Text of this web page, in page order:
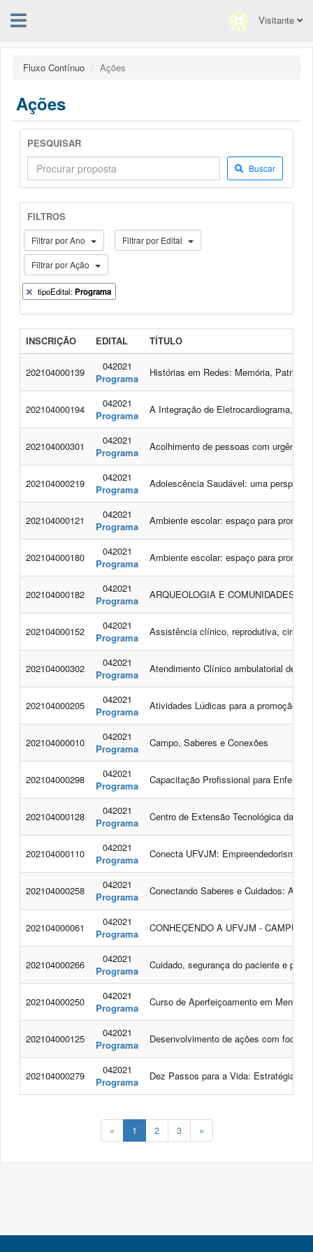
Visitante
Fluxo Contínuo Ações
Ações
PESQUISAR
Buscar
FILTROS
Filtrar por Ano Filtrar por Edital
Filtrar por Ação
tipoEdital:Programa
INSCRIÇÃO EDITAL TÍTULO
202104000139
042021
Programa
Histórias em Redes: Memória,
202104000194
042021
Programa
A Integração de Eletrocardiograma,
202104000301
042021
Programa
Acolhimento de pessoas com
202104000219
042021
Programa
Adolescência Saudável: uma
202104000121
042021
Programa
Ambiente escolar: espaço para
202104000180
042021
Programa
Ambiente escolar: espaço para
202104000182
042021
Programa
ARQUEOLOGIA E COMUNIDADES:
202104000152
042021
Programa
Assistência clínico, reprodutiva,
202104000302
042021
Programa
Atendimento Clínico ambulatorial de
202104000205
042021
Programa
Atividades Lúdicas para a promoção
202104000010
042021
Programa
Campo, Saberes e Conexões
202104000298
042021
Programa
Capacitação Profissional para
202104000128
042021
Programa
Centro de Extensão Tecnológica da
202104000110
042021
Programa
Conecta UFVJM: Empreendedorismo
202104000258
042021
Programa
Conectando Saberes e Cuidados: A
202104000061
042021
Programa
CONHEÇENDO A UFVJM - CAMPUS
202104000266
042021
Programa
Cuidado, segurança do paciente e
202104000250
042021
Programa
Curso de Aperfeiçoamento em
202104000125
042021
Programa
Desenvolvimento de ações com foco
202104000279
042021
Programa
Dez Passos para a Vida: Estratégias
« 1 2 3 »